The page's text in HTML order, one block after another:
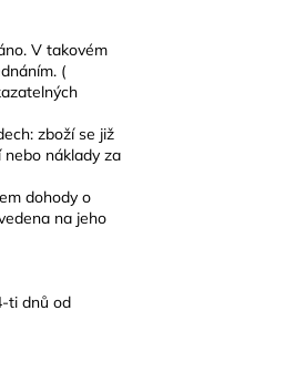
V takovém
(
zboží se již
náklady za
dohody o
na jeho
ti dnů od